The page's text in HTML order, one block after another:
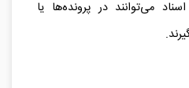
می‌توانند در پرونده‌ها یا